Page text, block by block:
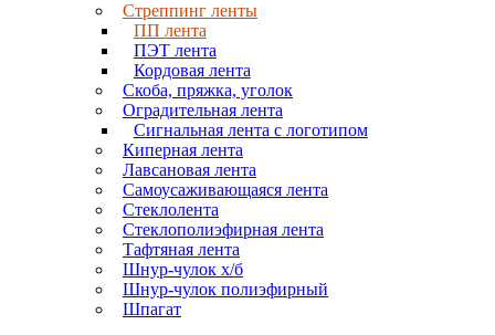
Стреппинг ленты
ПП лента
ПЭТ лента
Кордовая лента
Скоба, пряжка, уголок
Оградительная лента
Сигнальная лента с логотипом
Киперная лента
Лавсановая лента
Самоусаживающаяся лента
Стеклолента
Стеклополиэфирная лента
Тафтяная лента
Шнур-чулок х/б
Шнур-чулок полиэфирный
Шпагат